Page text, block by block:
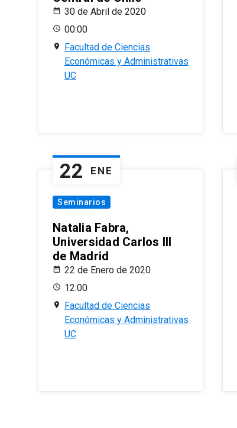
30 de Abril de 2020
00:00
Facultad de Ciencias
Económicas y Administrativas
UC
22 ENE
Seminarios
Natalia Fabra,
Universidad Carlos III
de Madrid
22 de Enero de 2020
12:00
Facultad de Ciencias
Económicas y Administrativas
UC